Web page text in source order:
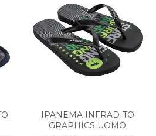
IPANEMA INFRADITO
GRAPHICS UOMO